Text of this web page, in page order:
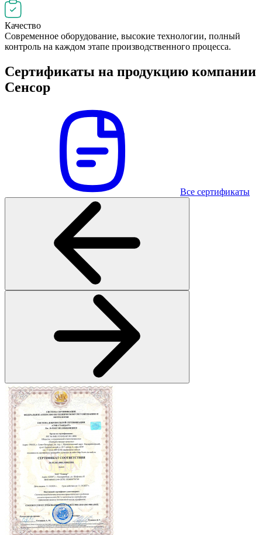
Качество
Современное оборудование, высокие технологии, полный
контроль на каждом этапе производственного процесса.
Сертификаты на продукцию компании
Сенсор
Все сертификаты